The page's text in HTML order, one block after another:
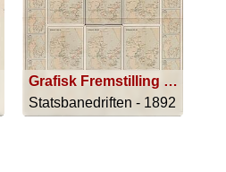
Grafisk Fremstilling af Gjennemsnitsindtægten af Person-, Gods- og Kreaturbefordringen pr. Kilometer paa de enkelte Banestrækninger hvert 3die Aar i Tidsrummet 1ste April 1867-31te Marts 1891
Statsbanedriften - 1892